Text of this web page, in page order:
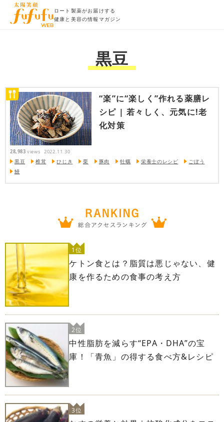
ロート製薬がお届けする
健康と美容の情報マガジン
黒豆
“楽”に“楽しく”作れる薬膳レ
シピ | 若々しく、元気に!老
化対策
28,983 views 2022.11.30
黒豆 椎茸 ひじき 栗 豚肉 牡蠣 栄養士のレシピ
ごぼう
鰻
1位
ケトン食とは？脂質は悪じゃない、健
康を作るための食事の考え方
2位
中性脂肪を減らす“EPA・DHA”の宝
庫！「青魚」の得する食べ方&レシピ
3位